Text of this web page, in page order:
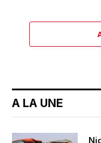
A LA UNE